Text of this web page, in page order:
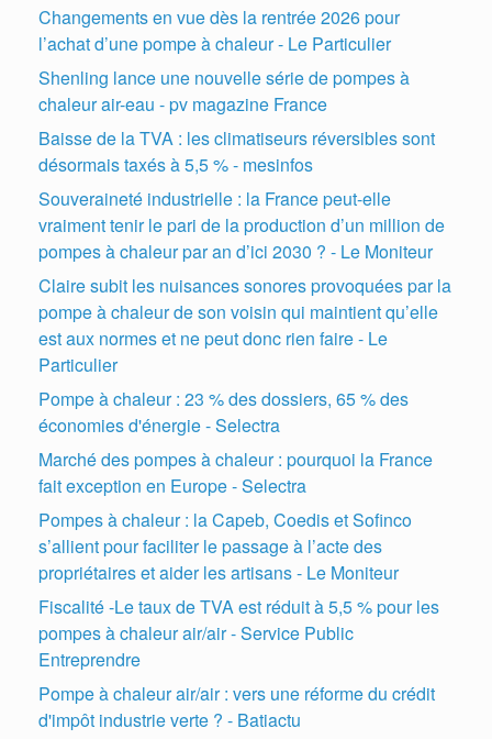
Changements en vue dès la rentrée 2026 pour
l’achat d’une pompe à chaleur - Le Particulier
Shenling lance une nouvelle série de pompes à
chaleur air-eau - pv magazine France
Baisse de la TVA : les climatiseurs réversibles sont
désormais taxés à 5,5 % - mesinfos
Souveraineté industrielle : la France peut-elle
vraiment tenir le pari de la production d’un million de
pompes à chaleur par an d’ici 2030 ? - Le Moniteur
Claire subit les nuisances sonores provoquées par la
pompe à chaleur de son voisin qui maintient qu’elle
est aux normes et ne peut donc rien faire - Le
Particulier
Pompe à chaleur : 23 % des dossiers, 65 % des
économies d'énergie - Selectra
Marché des pompes à chaleur : pourquoi la France
fait exception en Europe - Selectra
Pompes à chaleur : la Capeb, Coedis et Sofinco
s’allient pour faciliter le passage à l’acte des
propriétaires et aider les artisans - Le Moniteur
Fiscalité -Le taux de TVA est réduit à 5,5 % pour les
pompes à chaleur air/air - Service Public
Entreprendre
Pompe à chaleur air/air : vers une réforme du crédit
d'impôt industrie verte ? - Batiactu